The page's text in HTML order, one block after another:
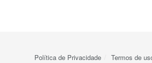
Política de Privacidade Termos de